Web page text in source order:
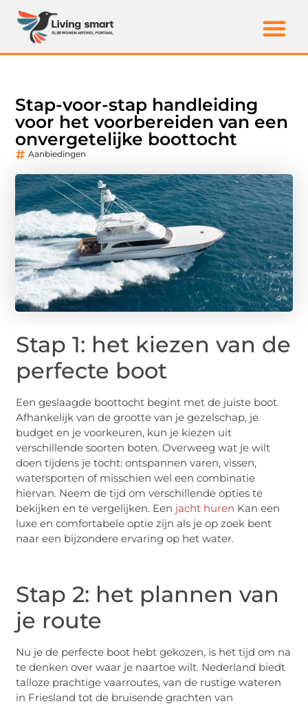
Stap-voor-stap handleiding
voor het voorbereiden van een
onvergetelijke boottocht
Aanbiedingen
Stap 1: het kiezen van de
perfecte boot
Een geslaagde boottocht begint met de juiste boot.
Afhankelijk van de grootte van je gezelschap, je
budget en je voorkeuren, kun je kiezen uit
verschillende soorten boten. Overweeg wat je wilt
doen tijdens je tocht: ontspannen varen, vissen,
watersporten of misschien wel een combinatie
hiervan. Neem de tijd om verschillende opties te
bekijken en te vergelijken. Een jacht huren Kan een
luxe en comfortabele optie zijn als je op zoek bent
naar een bijzondere ervaring op het water.
Stap 2: het plannen van
je route
Nu je de perfecte boot hebt gekozen, is het tijd om na
te denken over waar je naartoe wilt. Nederland biedt
talloze prachtige vaarroutes, van de rustige wateren
in Friesland tot de bruisende grachten van